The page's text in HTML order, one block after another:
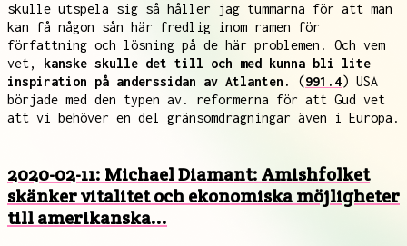
skulle utspela sig så håller jag tummarna för att man
kan få någon sån här fredlig inom ramen för
författning och lösning på de här problemen. Och vem
vet, kanske skulle det till och med kunna bli lite
inspiration på anderssidan av Atlanten.
(991.4) USA
började med den typen av. reformerna för att Gud vet
att vi behöver en del gränsomdragningar även i Europa.
2020-02-11: Michael Diamant: Amishfolket
skänker vitalitet och ekonomiska möjligheter
till amerikanska...